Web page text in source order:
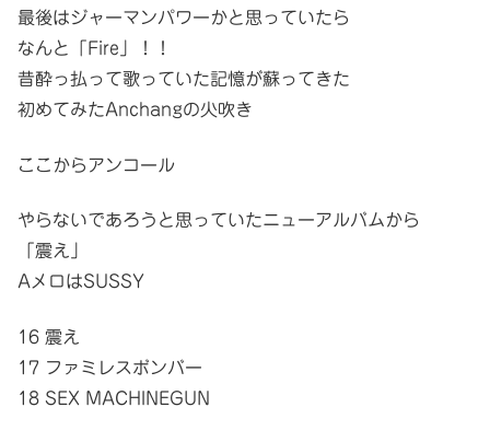
最後はジャーマンパワーかと思っていたら
なんと「Fire」！！
昔酔っ払って歌っていた記憶が蘇ってきた
初めてみたAnchangの火吹き
ここからアンコール
やらないであろうと思っていたニューアルバムから
「震え」
AメロはSUSSY
16 震え
17 ファミレスボンバー
18 SEX MACHINEGUN